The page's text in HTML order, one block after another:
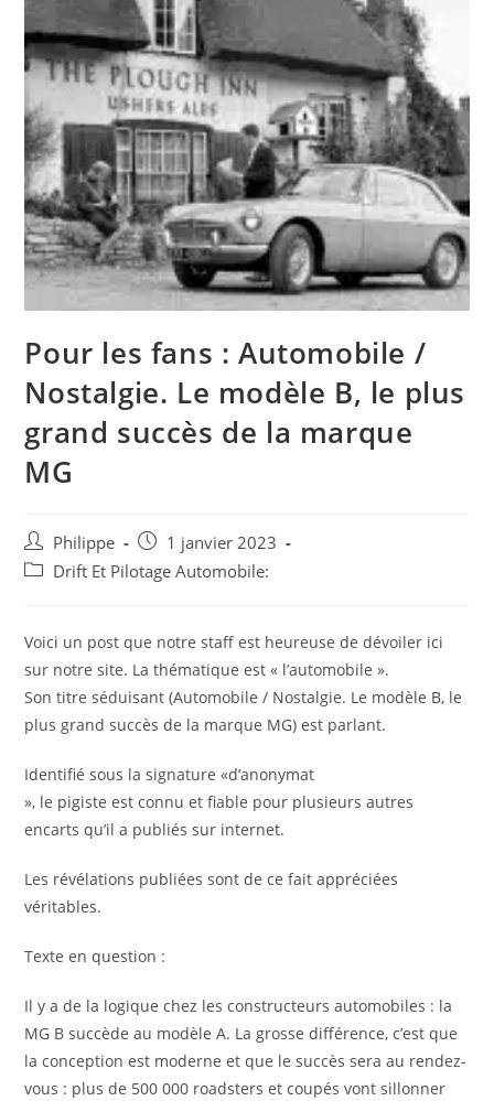
Pour les fans : Automobile /
Nostalgie. Le modèle B, le plus
grand succès de la marque
MG
Auteur/autrice
de
Philippe
Post
published:
1 janvier 2023
PostDrift Et Pilotage Automobile:
Voici un post que notre staff est heureuse de dévoiler ici
sur notre site. La thématique est « l’automobile ».
Son titre séduisant (Automobile / Nostalgie. Le modèle B, le
plus grand succès de la marque MG) est parlant.
Identifié sous la signature «d’anonymat
», le pigiste est connu et fiable pour plusieurs autres
encarts qu’il a publiés sur internet.
Les révélations publiées sont de ce fait appréciées
véritables.
Texte en question :
Il y a de la logique chez les constructeurs automobiles : la
MG B succède au modèle A. La grosse différence, c’est que
la conception est moderne et que le succès sera au rendez-
vous : plus de 500 000 roadsters et coupés vont sillonner